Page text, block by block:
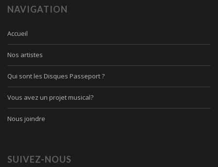
NAVIGATION
Accueil
Nos artistes
Qui sont les Disques Passeport ?
Vous avez un projet musical?
Nous joindre
SUIVEZ-NOUS